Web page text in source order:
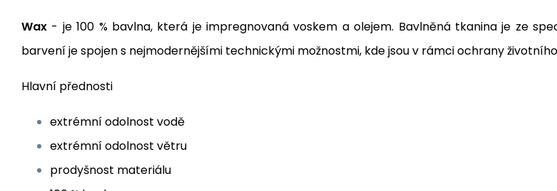
Wax - je 100 % bavlna, která je impregnovaná voskem a olejem. Bavlněná tkanina je ze
barvení je spojen s nejmodernějšími technickými možnostmi, kde jsou v rámci ochrany
Hlavní přednosti
extrémní odolnost vodě
extrémní odolnost větru
prodyšnost materiálu